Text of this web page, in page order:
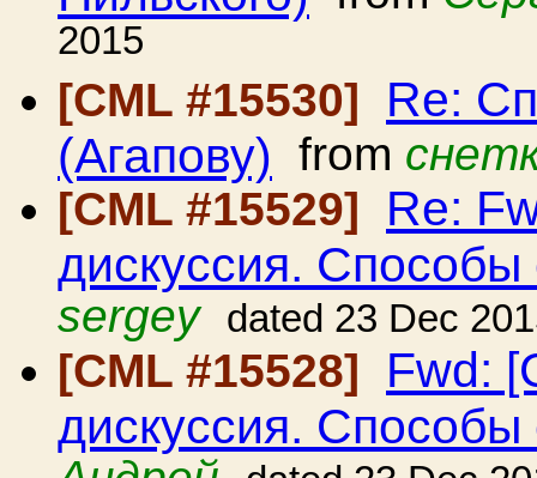
2015
[CML #15530]
Re:
(Агапову) from
[CML #15529]
Re:
дискуссия. Способы
sergey
dated 23 Dec
[CML #15528] Fwd:
дискуссия. Способы